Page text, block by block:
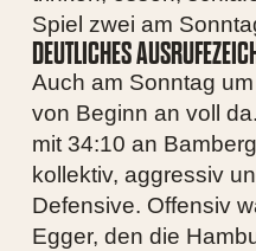
Spiel zwei am
DEUTLICHES
Auch am Sonntag um
von Beginn an voll
mit 34:10 an
kollektiv, aggressiv
Defensive. Offensiv
Egger, den die